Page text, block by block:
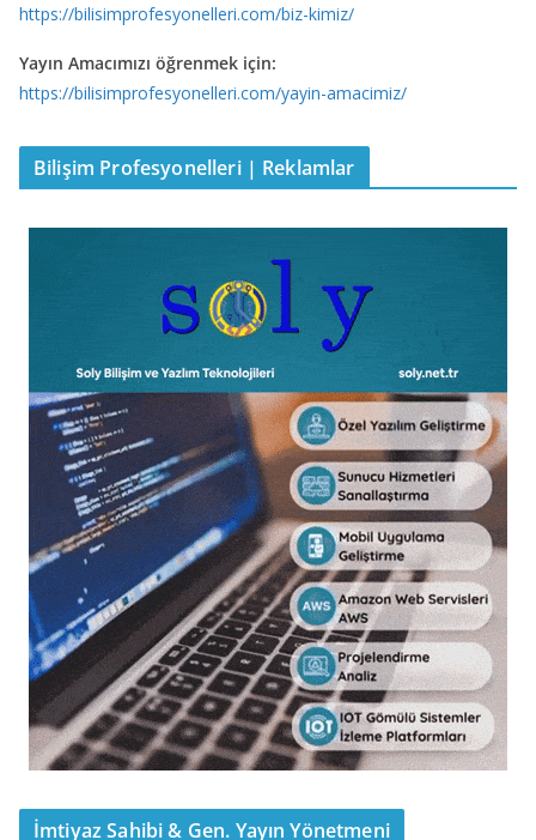
https://bilisimprofesyonelleri.com/biz-kimiz/
Yayın Amacımızı öğrenmek için:
https://bilisimprofesyonelleri.com/yayin-amacimiz/
Bilişim Profesyonelleri | Reklamlar
İmtiyaz Sahibi & Gen. Yayın Yönetmeni